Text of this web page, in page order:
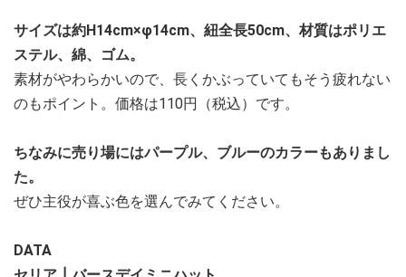
サイズは約H14cm×φ14cm、紐全長50cm、材質はポリエ
ステル、綿、ゴム。
素材がやわらかいので、長くかぶっていてもそう疲れない
のもポイント。価格は110円（税込）です。
ちなみに売り場にはパープル、ブルーのカラーもありまし
た。
ぜひ主役が喜ぶ色を選んでみてください。
DATA